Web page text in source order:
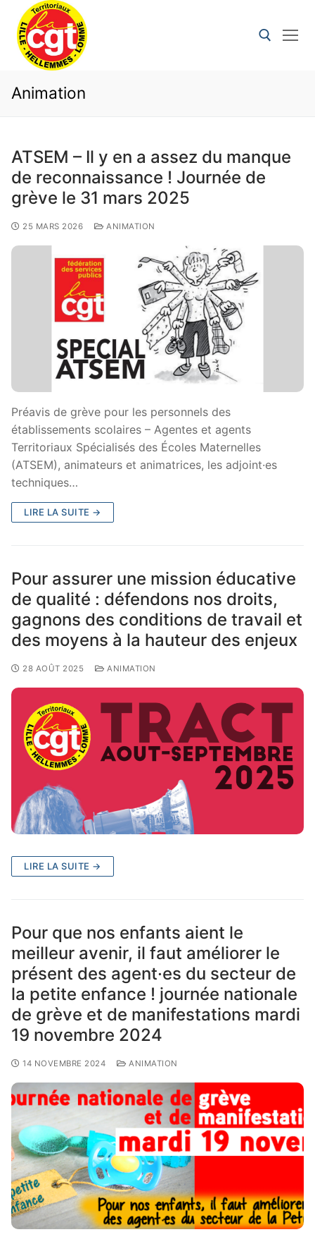
Animation
ATSEM – Il y en a assez du manque
de reconnaissance ! Journée de
grève le 31 mars 2025
25 MARS 2026 ANIMATION
Préavis de grève pour les personnels des
établissements scolaires – Agentes et agents
Territoriaux Spécialisés des Écoles Maternelles
(ATSEM), animateurs et animatrices, les adjoint·es
techniques…
LIRE LA SUITE →
Pour assurer une mission éducative
de qualité : défendons nos droits,
gagnons des conditions de travail et
des moyens à la hauteur des enjeux
28 AOÛT 2025 ANIMATION
LIRE LA SUITE →
Pour que nos enfants aient le
meilleur avenir, il faut améliorer le
présent des agent·es du secteur de
la petite enfance ! journée nationale
de grève et de manifestations mardi
19 novembre 2024
14 NOVEMBRE 2024 ANIMATION